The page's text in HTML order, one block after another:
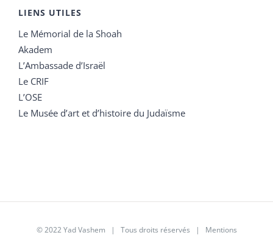
LIENS UTILES
Le Mémorial de la Shoah
Akadem
L’Ambassade d’Israël
Le CRIF
L’OSE
Le Musée d’art et d’histoire du Judaïsme
© 2022 Yad Vashem | Tous droits réservés | Mentions